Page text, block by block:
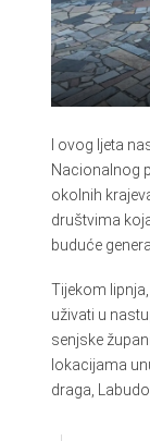
I ovog ljeta
Nacionalnog
okolnih
društvima
buduće
Tijekom
uživati u
senjske
lokacijama
draga,